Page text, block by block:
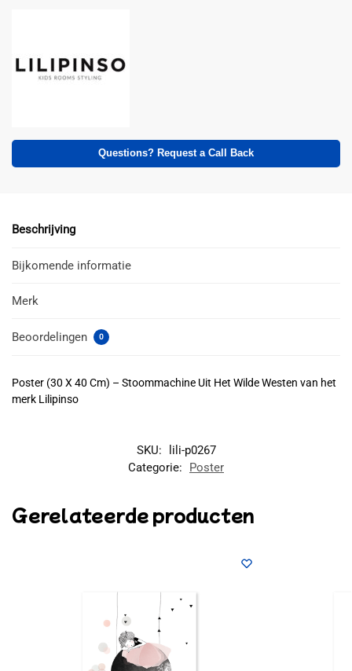
Questions? Request a Call Back
Beschrijving
Bijkomende informatie
Merk
Beoordelingen 0
Poster (30 X 40 Cm) – Stoommachine Uit Het Wilde Westen van het
merk Lilipinso
SKU:
lili-p0267
Categorie:
Poster
Gerelateerde producten